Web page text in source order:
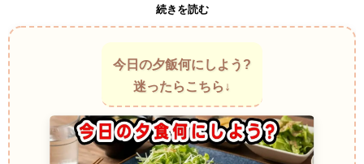
Panna Cotta ～イタリア料理～ ミルクのコクを味わうなめらか冷菓料理
生クリームを使うことで濃厚さがありながら、冷たく冷やすと軽やかな
口当たりになります。カルピスゼリーとは違う乳の風味ですが、ひんや
りした食感と優しい甘さはどこか共通する魅力があります。ぷるりと揺
れる姿も美しく、思わず見入ってしまいます。
Junket ～オーストラリア料理～ 昔ながらの素朴なミルクデザート料理
牛乳をゆるやかに固めて味わう伝統的なデザートです。口へ運ぶと驚く
ほど柔らかく、ほのかな乳の香りが広がります。静かな存在感なのに、
一口ごとに心が落ち着く不思議な魅力を持っています。
Milk Jelly ～ニュージーランド料理～ 爽やかな後味が心地よい家庭の冷
続きを読む
今日の夕飯何にしよう?
迷ったらこちら↓